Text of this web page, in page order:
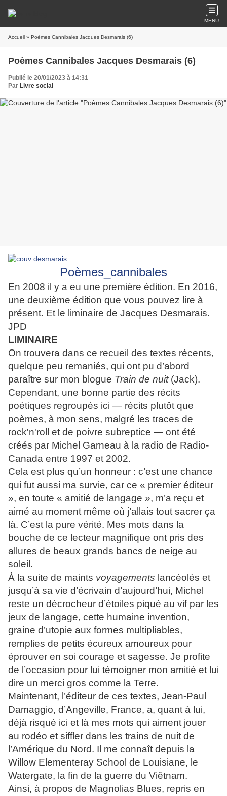
MENU
Accueil » Poèmes Cannibales Jacques Desmarais (6)
Poèmes Cannibales Jacques Desmarais (6)
Publié le 20/01/2023 à 14:31
Par Livre social
Poèmes_cannibales
En 2008 il y a eu une première édition. En 2016,
une deuxième édition que vous pouvez lire à
présent. Et le liminaire de Jacques Desmarais.
JPD
LIMINAIRE
On trouvera dans ce recueil des textes récents,
quelque peu remaniés, qui ont pu d’abord
paraître sur mon blogue Train de nuit (Jack).
Cependant, une bonne partie des récits
poétiques regroupés ici — récits plutôt que
poèmes, à mon sens, malgré les traces de
rock'n'roll et de poivre subreptice — ont été
créés par Michel Garneau à la radio de Radio-
Canada entre 1997 et 2002.
Cela est plus qu’un honneur : c’est une chance
qui fut aussi ma survie, car ce « premier éditeur
», en toute « amitié de langage », m’a reçu et
aimé au moment même où j’allais tout sacrer ça
là. C’est la pure vérité. Mes mots dans la
bouche de ce lecteur magnifique ont pris des
allures de beaux grands bancs de neige au
soleil.
À la suite de maints voyagements lancéolés et
jusqu’à sa vie d’écrivain d’aujourd’hui, Michel
reste un décrocheur d’étoiles piqué au vif par les
jeux de langage, cette humaine invention,
graine d’utopie aux formes multipliables,
remplies de petits écureux amoureux pour
éprouver en soi courage et sagesse. Je profite
de l’occasion pour lui témoigner mon amitié et lui
dire un merci gros comme la Terre.
Maintenant, l’éditeur de ces textes, Jean-Paul
Damaggio, d’Angeville, France, a, quant à lui,
déjà risqué ici et là mes mots qui aiment jouer
au rodéo et siffler dans les trains de nuit de
l’Amérique du Nord. Il me connaît depuis la
Willow Elementeray School de Louisiane, le
Watergate, la fin de la guerre du Viêtnam.
Ainsi, à propos de Magnolias Blues, repris en